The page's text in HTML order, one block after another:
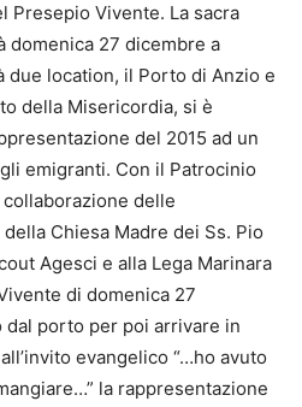
Presepio Vivente. La sacra
domenica 27 dicembre a
due location, il Porto di Anzio e
della Misericordia, si è
del 2015 ad un
emigranti. Con il Patrocinio
delle
Chiesa Madre dei Ss. Pio
Agesci e alla Lega Marinara
di domenica 27
porto per poi arrivare in
evangelico “…ho avuto
la rappresentazione